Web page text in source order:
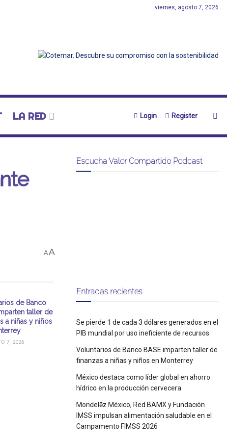
viernes, agosto 7, 2026
LA RED Login Register
AA
de Banco
taller de
a niñas y niños
7, 2026
Escucha Valor Compartido Podcast
Entradas recientes
Se pierde 1 de cada 3 dólares generados en el
PIB mundial por uso ineficiente de recursos
Voluntarios de Banco BASE imparten taller de
finanzas a niñas y niños en Monterrey
México destaca como líder global en ahorro
hídrico en la producción cervecera
Mondelēz México, Red BAMX y Fundación
IMSS impulsan alimentación saludable en el
Campamento FIMSS 2026